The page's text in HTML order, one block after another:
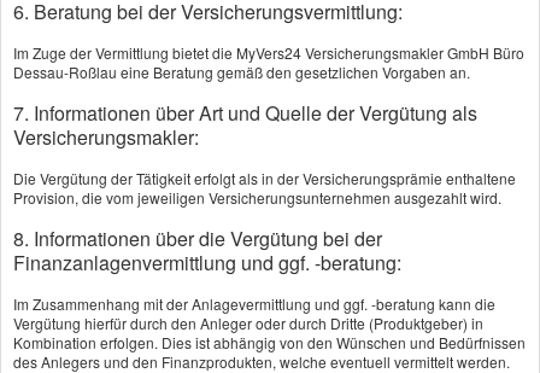
 Beratungstermin
Hier können Sie direkt einen Beratungstermin
vereinbaren
Impressum
Rechtliche Hinweise
Datenschutz
Erstinformation
6. Beratung bei der Versicherungsvermittlung:
Im Zuge der Vermittlung bietet die MyVers24 Versicherungsmakler GmbH Büro
Dessau-Roßlau eine Beratung gemäß den gesetzlichen Vorgaben an.
7. Informationen über Art und Quelle der Vergütung als
Versicherungsmakler:
Die Vergütung der Tätigkeit erfolgt als in der Versicherungsprämie enthaltene
Provision, die vom jeweiligen Versicherungsunternehmen ausgezahlt wird.
8. Informationen über die Vergütung bei der
Finanzanlagenvermittlung und ggf. -beratung:
Im Zusammenhang mit der Anlagevermittlung und ggf. -beratung kann die
Vergütung hierfür durch den Anleger oder durch Dritte (Produktgeber) in
Kombination erfolgen. Dies ist abhängig von den Wünschen und Bedürfnissen
des Anlegers und den Finanzprodukten, welche eventuell vermittelt werden.